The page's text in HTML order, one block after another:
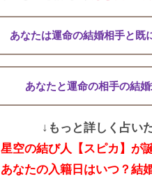
あなたは運命の結婚相手と既
あなたと運命の相手の結
↓もっと詳しく占い
星空の結び人【スピカ】が
あなたの入籍日はいつ？結